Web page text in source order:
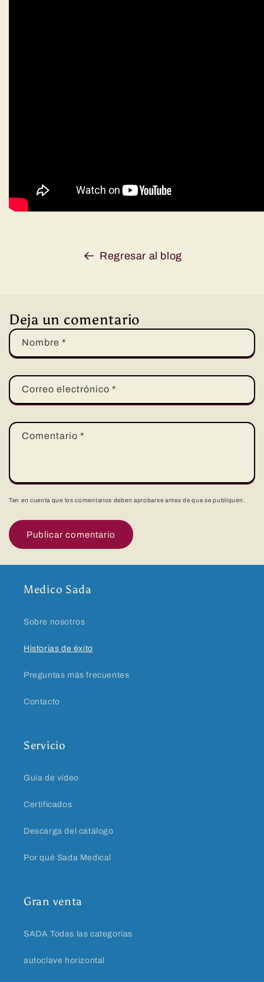
Regresar al blog
Deja un comentario
Nombre *
Correo electrónico *
Comentario *
Ten en cuenta que los comentarios deben aprobarse antes de que se publiquen.
Medico Sada
Sobre nosotros
Historias de éxito
Preguntas más frecuentes
Contacto
Servicio
Guía de vídeo
Certificados
Descarga del catálogo
Por qué Sada Medical
Gran venta
SADA Todas las categorías
autoclave horizontal